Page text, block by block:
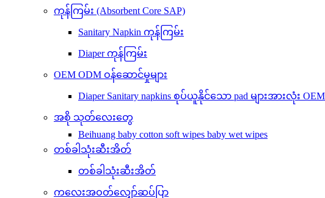
ကုန်ကြမ်း (Absorbent Core SAP)
Sanitary Napkin ကုန်ကြမ်း
Diaper ကုန်ကြမ်း
OEM ODM ဝန်ဆောင်မှုများ
Diaper Sanitary napkins စုပ်ယူနိုင်သော pad များအားလုံး
အစို သုတ်လေးတွေ
Beihuang baby cotton soft wipes baby wet wipes
တစ်ခါသုံးဆီးအိတ်
တစ်ခါသုံးဆီးအိတ်
ကလေးအဝတ်လျှော်ဆပ်ပြာ